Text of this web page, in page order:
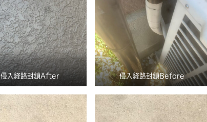
侵入経路封鎖After 侵入経路封鎖Before